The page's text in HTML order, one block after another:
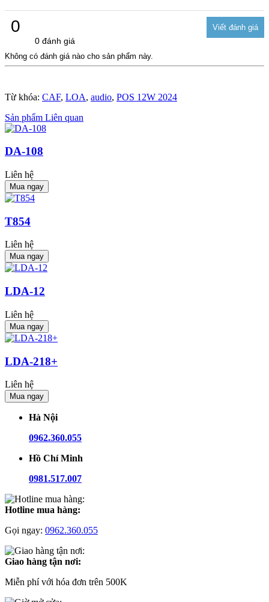
0
0 đánh giá
Không có đánh giá nào cho sản phẩm này.
Từ khóa: CAF, LOA, audio, POS 12W 2024
Sản phẩm Liên quan
DA-108
Liên hệ
Mua ngay
T854
Liên hệ
Mua ngay
LDA-12
Liên hệ
Mua ngay
LDA-218+
Liên hệ
Mua ngay
Hà Nội
0962.360.055
Hồ Chí Minh
0981.517.007
Hotline mua hàng:
Gọi ngay: 0962.360.055
Giao hàng tận nơi:
Miễn phí với hóa đơn trên 500K